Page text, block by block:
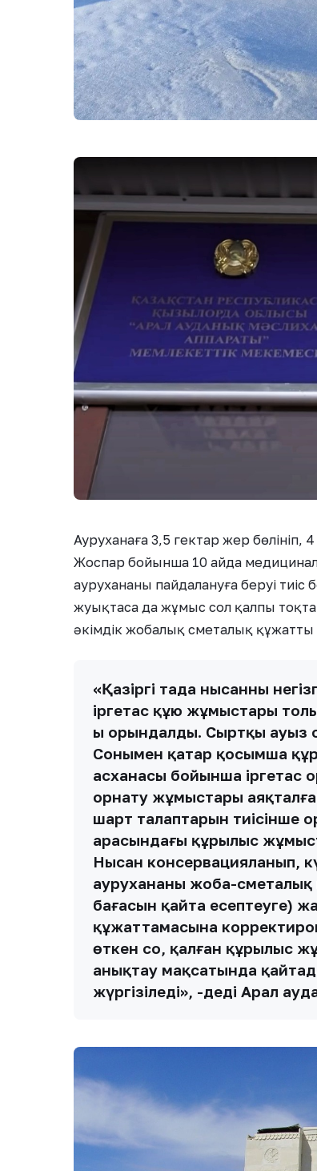
Ауруханаға 3,5 гектар жер
Жоспар бойынша 10 айда
аурухананы пайдалануға беруі
жуықтаса да жұмыс сол қалпы
әкімдік жобалық сметалық
«Қазіргі таңда нысанның
іргетас құю жұмыстары
ы орындалды. Сыртқы ауыз
Сонымен қатар қосымша
асханасы бойынша
орнату жұмыстары
шарт талаптарын тиісінше
арасындағы құрылыс
Нысан консервацияланып,
аурухананың жоба-
бағасын қайта есептеуге)
құжаттамасына
өткен соң, қалған құрылыс
анықтау мақсатында
жүргізіледі», -деді Арал